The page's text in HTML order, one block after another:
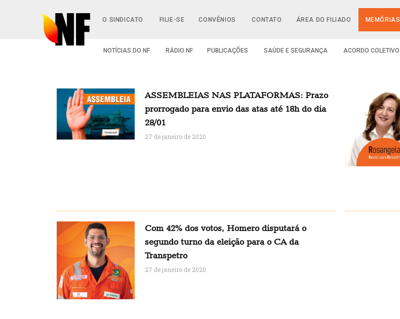
O SINDICATO FILIE-SE CONVÊNIOS CONTATO ÁREA DO FILIADO MEMÓRIAS
NOTÍCIAS DO NF RÁDIO NF PUBLICAÇÕES SAÚDE E SEGURANÇA ACORDO COLETIVO
ASSEMBLEIAS NAS PLATAFORMAS: Prazo
prorrogado para envio das atas até 18h do dia
28/01
27 de janeiro de 2020
Com 42% dos votos, Homero disputará o
segundo turno da eleição para o CA da
Transpetro
27 de janeiro de 2020